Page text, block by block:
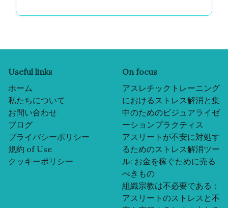
Useful links
ホーム
私たちについて
お問い合わせ
ブログ
プライバシーポリシー
規約 of Use
クッキーポリシー
On focus
アスレチックトレーニング
におけるストレス解消と集
中のためのビジュアライゼ
ーションプラクティス
アスリートが不安に対処す
るためのストレス解消ツー
ル: お金を稼ぐために売る
べきもの
組織宗教は不必要である：
アスリートのストレスと不